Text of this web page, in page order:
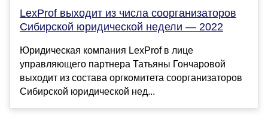
LexProf выходит из числа соорганизаторов
Сибирской юридической недели — 2022
Юридическая компания LexProf в лице
управляющего партнера Татьяны Гончаровой
выходит из состава оргкомитета соорганизаторов
Сибирской юридической нед...